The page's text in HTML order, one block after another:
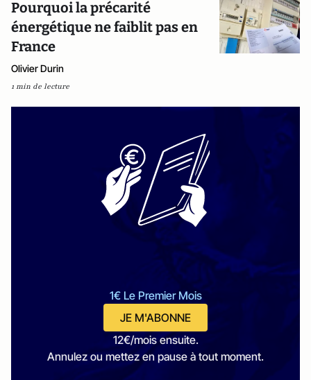
Pourquoi la précarité
énergétique ne faiblit pas en
France
Olivier Durin
1 min de lecture
1€ Le Premier Mois
JE M'ABONNE
12€/mois ensuite.
Annulez ou mettez en pause à tout moment.